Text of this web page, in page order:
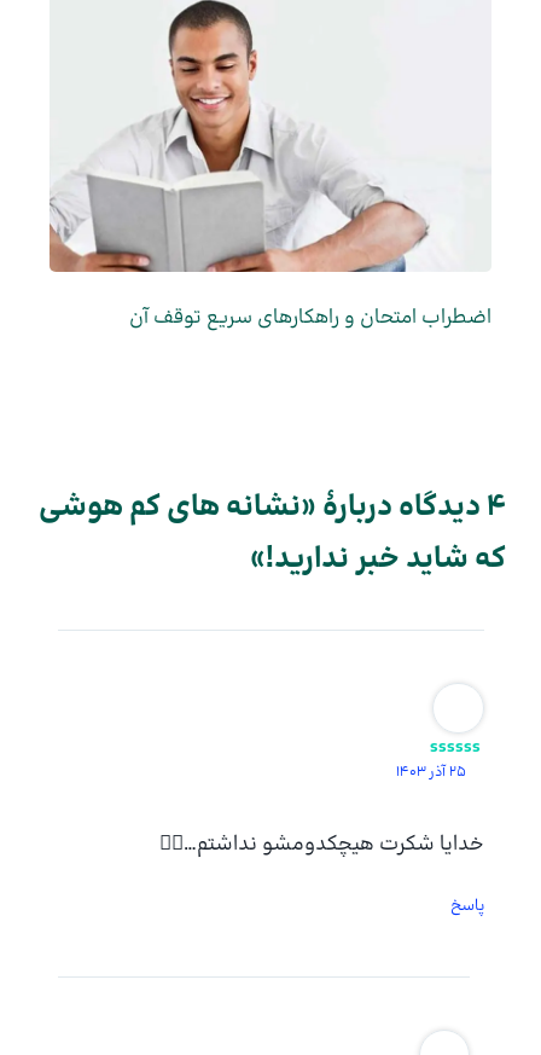
اضطراب امتحان و راهکارهای سریع توقف آن
4 دیدگاه دربارهٔ «نشانه های کم هوشی
که شاید خبر ندارید!»
ssssss
25 آذر 1403
خدایا شکرت هیچکدومشو نداشتم…😮‍💨
پاسخ